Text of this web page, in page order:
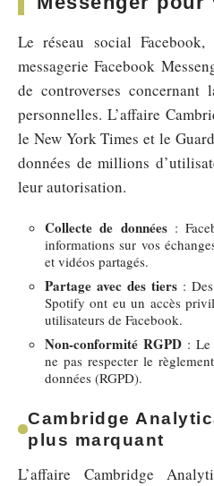
Le réseau social
messagerie Facebook
de controverses concernant
personnelles. L’affaire
le New York Times et le
données de millions
leur autorisation.
Collecte de données:
informations sur vos
et vidéos partagés.
Partage avec des tiers :
Spotify ont eu un accès
utilisateurs de Facebook.
Non-conformité RGPD: Le
ne pas respecter le
données (RGPD).
Cambridge
plus marquant
L’affaire Cambridge